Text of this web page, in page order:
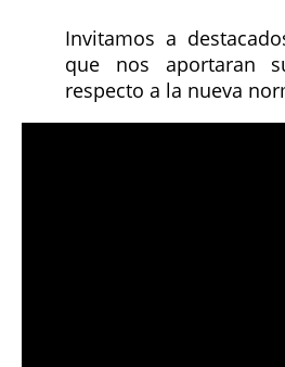
Invitamos a
que nos aportaran
respecto a la nueva